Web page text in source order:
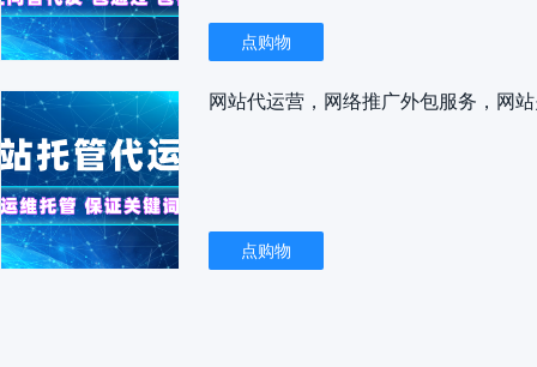
点购物
点购物